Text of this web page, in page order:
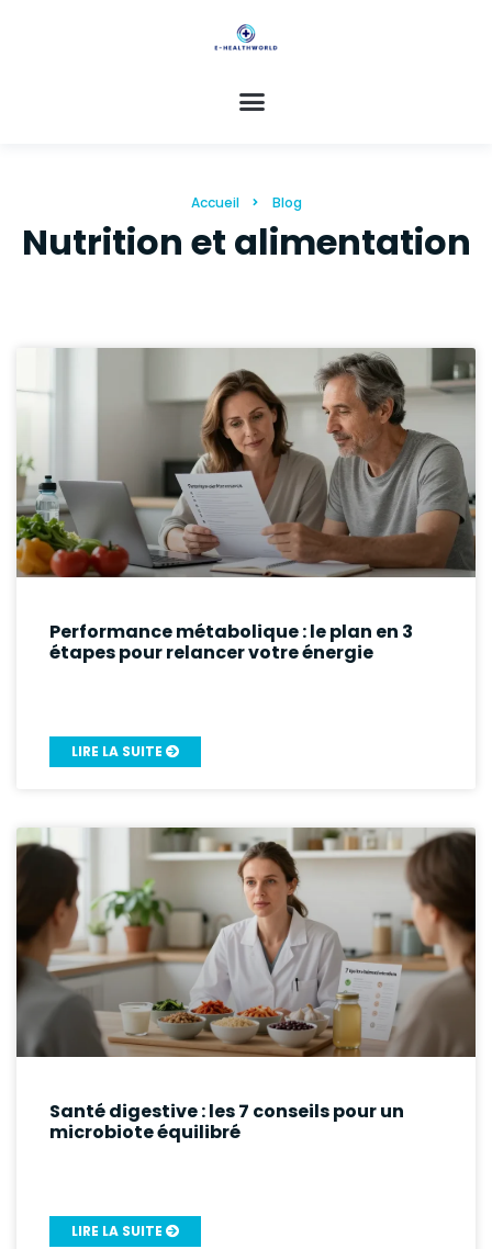
Accueil Blog
Nutrition et alimentation
Performance métabolique : le plan en 3
étapes pour relancer votre énergie
LIRE LA SUITE
Santé digestive : les 7 conseils pour un
microbiote équilibré
LIRE LA SUITE